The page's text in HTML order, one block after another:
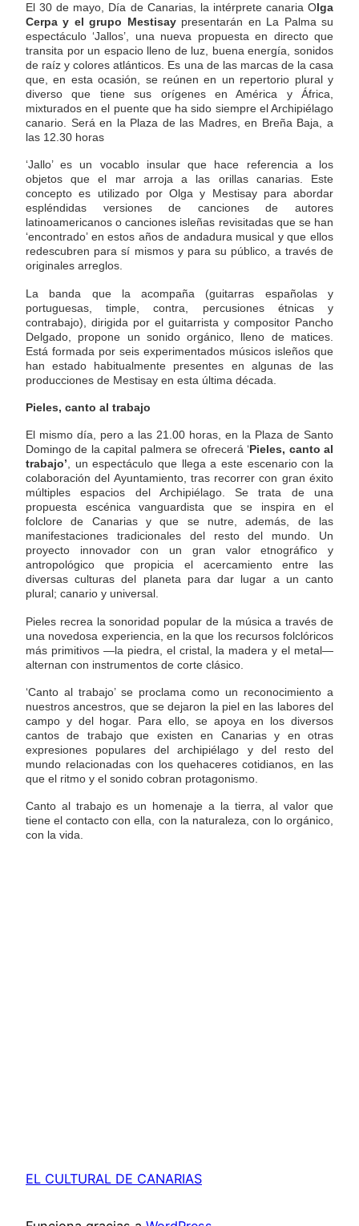
El 30 de mayo, Día de Canarias, la intérprete canaria Olga
Cerpa y el grupo Mestisaypresentarán en La Palma su
espectáculo ‘Jallos’, una nueva propuesta en directo que
transita por un espacio lleno de luz, buena energía, sonidos
de raíz y colores atlánticos. Es una de las marcas de la casa
que, en esta ocasión, se reúnen en un repertorio plural y
diverso que tiene sus orígenes en América y África,
mixturados en el puente que ha sido siempre el Archipiélago
canario. Será en la Plaza de las Madres, en Breña Baja, a
las 12.30 horas
‘Jallo’ es un vocablo insular que hace referencia a los
objetos que el mar arroja a las orillas canarias. Este
concepto es utilizado por Olga y Mestisay para abordar
espléndidas versiones de canciones de autores
latinoamericanos o canciones isleñas revisitadas que se han
‘encontrado’ en estos años de andadura musical y que ellos
redescubren para sí mismos y para su público, a través de
originales arreglos.
La banda que la acompaña (guitarras españolas y
portuguesas, timple, contra, percusiones étnicas y
contrabajo), dirigida por el guitarrista y compositor Pancho
Delgado, propone un sonido orgánico, lleno de matices.
Está formada por seis experimentados músicos isleños que
han estado habitualmente presentes en algunas de las
producciones de Mestisay en esta última década.
Pieles, canto al trabajo
El mismo día, pero a las 21.00 horas, en la Plaza de Santo
Domingo de la capital palmera se ofrecerá ‘Pieles, canto al
trabajo’, un espectáculo que llega a este escenario con la
colaboración del Ayuntamiento, tras recorrer con gran éxito
múltiples espacios del Archipiélago. Se trata de una
propuesta escénica vanguardista que se inspira en el
folclore de Canarias y que se nutre, además, de las
manifestaciones tradicionales del resto del mundo. Un
proyecto innovador con un gran valor etnográfico y
antropológico que propicia el acercamiento entre las
diversas culturas del planeta para dar lugar a un canto
plural; canario y universal.
Pieles recrea la sonoridad popular de la música a través de
una novedosa experiencia, en la que los recursos folclóricos
más primitivos —la piedra, el cristal, la madera y el metal—
alternan con instrumentos de corte clásico.
‘Canto al trabajo’ se proclama como un reconocimiento a
nuestros ancestros, que se dejaron la piel en las labores del
campo y del hogar. Para ello, se apoya en los diversos
cantos de trabajo que existen en Canarias y en otras
expresiones populares del archipiélago y del resto del
mundo relacionadas con los quehaceres cotidianos, en las
que el ritmo y el sonido cobran protagonismo.
Canto al trabajo es un homenaje a la tierra, al valor que
tiene el contacto con ella, con la naturaleza, con lo orgánico,
con la vida.
EL CULTURAL DE CANARIAS